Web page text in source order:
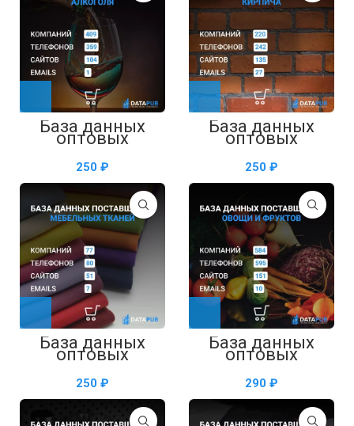
База данных
оптовых
поставщиков
алкоголя —
таблица в Excel
₽
База данных
оптовых
поставщиков
кирпича —
таблица в Excel
₽
База данных
оптовых
поставщиков
мебельных
тканей —
таблица в Excel
₽
База данных
оптовых
поставщиков
овощей и
фруктов —
таблица в Excel
₽